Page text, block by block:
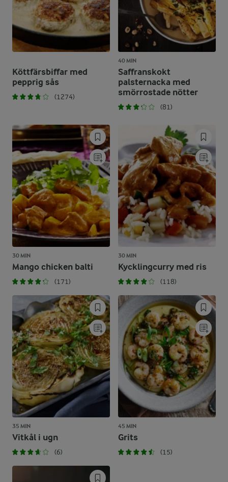
Köttfärsbiffar med
pepprig sås
(1274)
40 MIN
Saffranskokt
palsternacka med
smörrostade nötter
(81)
30 MIN
Mango chicken balti
(171)
30 MIN
Kycklingcurry med ris
(118)
35 MIN
Vitkål i ugn
(6)
45 MIN
Grits
(15)